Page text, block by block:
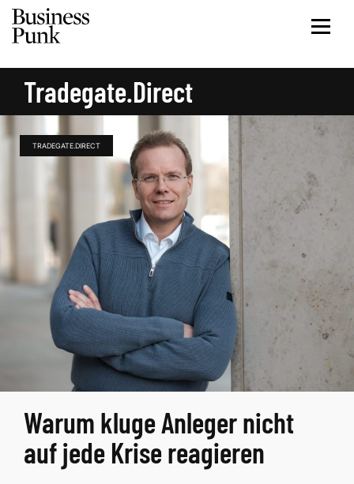
Tradegate.direct
TRADEGATE.DIRECT
Warum kluge Anleger nicht
auf jede Krise reagieren